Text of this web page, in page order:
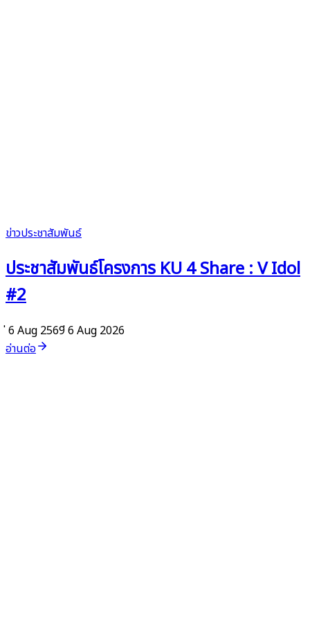
ข่าวประชาสัมพันธ์
ประชาสัมพันธ์โครงการ KU 4 Share : V Idol
#2
่ 6 Aug 2569่ 6 Aug 2026
อ่านต่อ